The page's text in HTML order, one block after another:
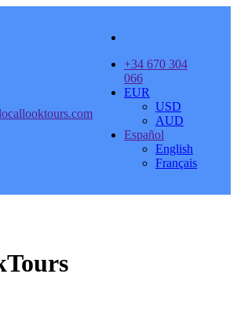
+34 670 304
066
EUR
USD
AUD
Español
English
Français